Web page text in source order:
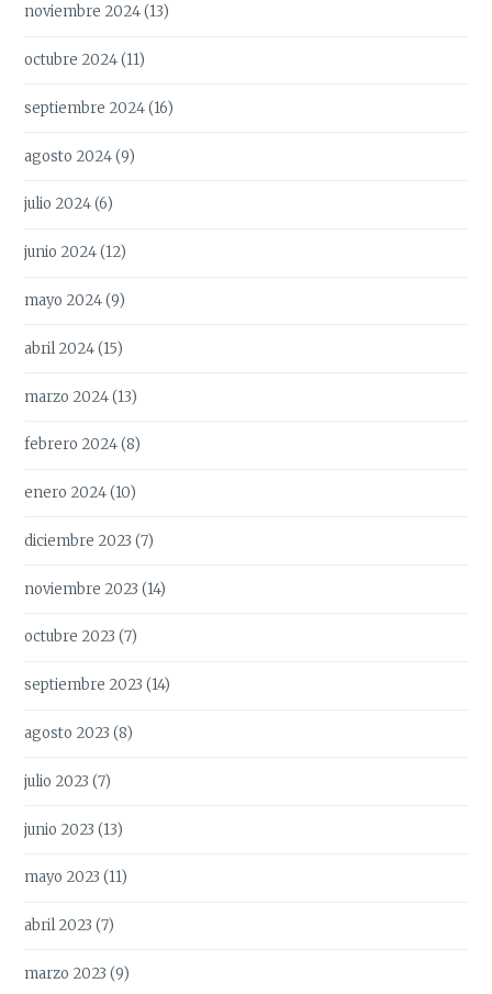
noviembre 2024(13)
octubre 2024(11)
septiembre 2024(16)
agosto 2024(9)
julio 2024(6)
junio 2024(12)
mayo 2024(9)
abril 2024(15)
marzo 2024(13)
febrero 2024(8)
enero 2024(10)
diciembre 2023 (7)
noviembre 2023 (14)
octubre 2023 (7)
septiembre 2023 (14)
agosto 2023 (8)
julio 2023 (7)
junio 2023 (13)
mayo 2023 (11)
abril 2023 (7)
marzo 2023 (9)